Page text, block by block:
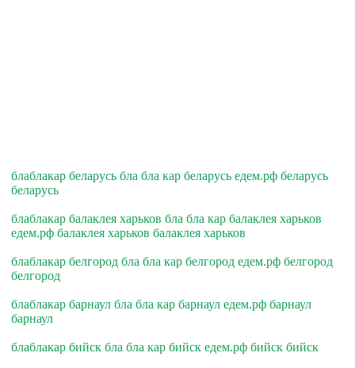
блаблакар беларусь бла бла кар беларусь едем.рф беларусь
беларусь
блаблакар балаклея харьков бла бла кар балаклея харьков
едем.рф балаклея харьков балаклея харьков
блаблакар белгород бла бла кар белгород едем.рф белгород
белгород
блаблакар барнаул бла бла кар барнаул едем.рф барнаул
барнаул
блаблакар бийск бла бла кар бийск едем.рф бийск бийск